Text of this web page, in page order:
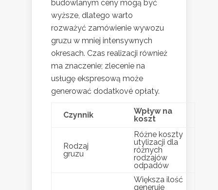
budowlanym ceny mogą być
wyższe, dlatego warto
rozważyć zamówienie wywozu
gruzu w mniej intensywnych
okresach. Czas realizacji również
ma znaczenie; zlecenie na
usługę ekspresową może
generować dodatkové opłaty.
Czynnik
Wpływ na
koszt
Rodzaj
gruzu
Różne koszty
utylizacji dla
różnych
rodzajów
odpadów
Większa ilość
generuje